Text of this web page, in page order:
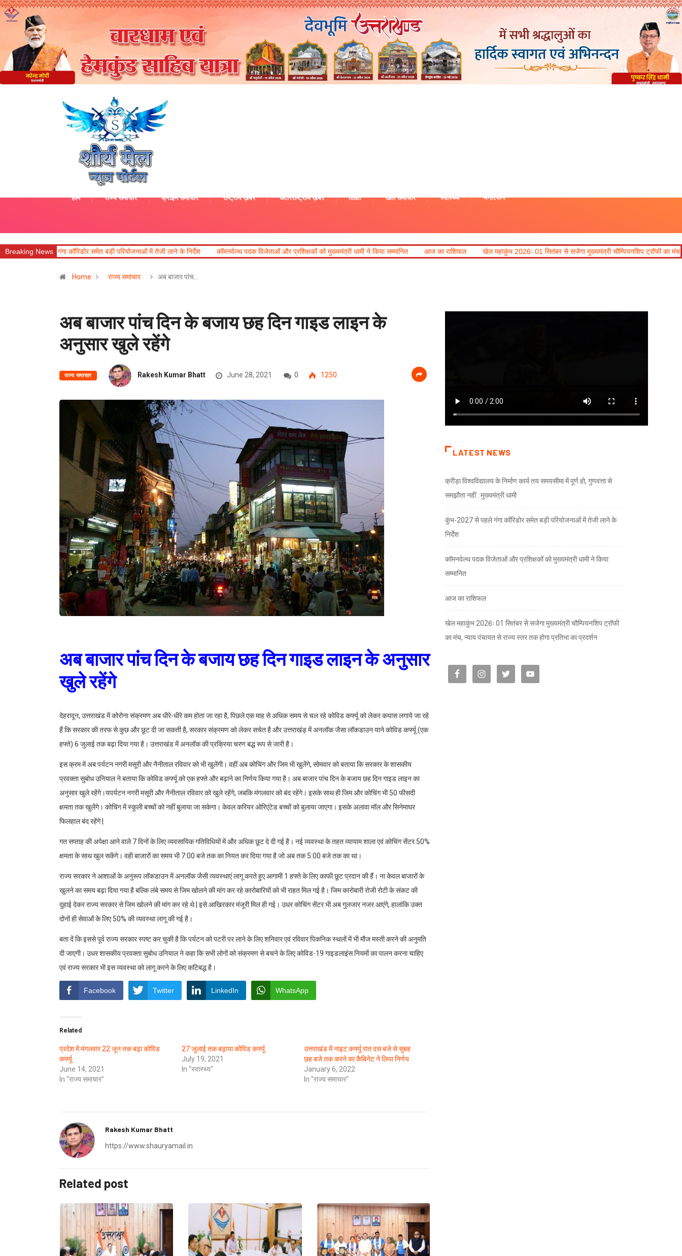
होम राज्य समाचार क्राइम समाचार राष्ट्रीय ख़बरें अंतरराष्ट्रीय ख़बरें शिक्षा खेल समाचार स्वास्थ्य मनोरंजन
Breaking News
समेत बड़ी परियोजनाओं में तेजी लाने के निर्देश कॉमनवेल्थ पदक विजेताओं और प्रशिक्षकों को मुख्यमंत्री धामी ने किया सम्मानित आज का राशिफल खेल महाकुंभ 2026ः 01 सितंबर से सजेगा मुख्यमंत्री चौम्पियनशिप ट्रॉफी का मंच, न्याय पंचायत से राज्य स्तर तक
Home राज्य समाचार अब बाजार पांच…
अब बाजार पांच दिन के बजाय छह दिन गाइड लाइन के
अनुसार खुले रहेंगे
राज्य समाचार Rakesh Kumar Bhatt June 28, 2021 0 1250
अब बाजार पांच दिन के बजाय छह दिन गाइड लाइन के अनुसार
खुले रहेंगे
देहरादून, उत्तराखंड में कोरोना संक्रमण अब धीरे-धीरे कम होता जा रहा है, पिछले एक माह से अधिक समय से चल रहे कोविड कर्फ्यू को लेकर कयास लगाये जा रहे
हैं कि सरकार की तरफ से कुछ और छूट दी जा सकती है, सरकार संक्रमण को लेकर सचेत है और उत्तराखंड़ में अनलॉक जैसा लॉकडाउन याने कोविड कर्फ्यू (एक
हफ्ते) 6 जुलाई तक बढ़ा दिया गया है। उत्तराखंड में अनलॉक की प्रक्रिया चरण बद्ध रूप से जारी है।
इस क्रम में अब पर्यटन नगरी मसूरी और नैनीताल रविवार को भी खुलेंगी। वहीं अब कोचिंग और जिम भी खुलेंगे, सोमवार को बताया कि सरकार के शासकीय
प्रवक्ता सुबोध उनियाल ने बताया कि कोविड कर्फ्यू को एक हफ्ते और बढ़ाने का निर्णय किया गया है। अब बाजार पांच दिन के बजाय छह दिन गाइड लाइन का
अनुसार खुले रहेंगे।यपर्यटन नगरी मसूरी और नैनीताल रविवार को खुले रहेंगे, जबकि मंगलवार को बंद रहेंगे। इसके साथ ही जिम और कोचिंग भी 50 फीसदी
क्षमता तक खुलेंगे। कोचिंग में स्कूली बच्चों को नहीं बुलाया जा सकेगा। केवल करियर ओरिएंटेड बच्चों को बुलाया जाएगा। इसके अलावा मॉल और सिनेमाघर
फिलहाल बंद रहेंगे |
गत सप्ताह की अपेक्षा आने वाले 7 दिनों के लिए व्यवसायिक गतिविधियों में और अधिक छूट दे दी गई है। नई व्यवस्था के तहत व्यायाम शाला एवं कोचिंग सेंटर 50%
क्षमता के साथ खुल सकेंगे। वही बाजारों का समय भी 7:00 बजे तक का नियत कर दिया गया है जो अब तक 5:00 बजे तक का था।
राज्य सरकार ने आशाओं के अनुरूप लॉकडाउन में अनलॉक जैसी व्यवस्थाएं लागू करते हुए आगामी 1 हफ्ते के लिए काफी छूट प्रदान की हैं। ना केवल बाजारों के
खुलने का समय बढ़ा दिया गया है बल्कि लंबे समय से जिम खोलने की मांग कर रहे कारोबारियों को भी राहत मिल गई है। जिम कारोबारी रोजी रोटी के संकट की
दुहाई देकर राज्य सरकार से जिम खोलने की मांग कर रहे थे | इसे आखिरकार मंजूरी मिल ही गई। उधर कोचिंग सेंटर भी अब गुलजार नजर आएंगे, हालांकि उक्त
दोनों ही सेवाओं के लिए 50% की व्यवस्था लागू की गई है।
बता दें कि इससे पूर्व राज्य सरकार स्पष्ट कर चुकी है कि पर्यटन को पटरी पर लाने के लिए शनिवार एवं रविवार पिकनिक स्थलों में भी मौज मस्ती करने की अनुमति
दी जाएगी। उधर शासकीय प्रवक्ता सुबोध उनियाल ने कहा कि सभी लोगों को संक्रमण से बचने के लिए कोविड-19 गाइडलाइंस नियमों का पालन करना चाहिए
एवं राज्य सरकार भी इस व्यवस्था को लागू करने के लिए कटिबद्ध है।
Facebook Twitter LinkedIn WhatsApp
Related
प्रदेश में मंगलवार 22 जून तक बढ़ा कोविड
कर्फ्यू
June 14, 2021
In "राज्य समाचार"
27 जुलाई तक बढ़ाया कोविड कर्फ्यू
July 19, 2021
In "स्वास्थ्य"
उत्तराखंड में नाइट कर्फ्यू रात दस बजे से सुबह
छह बजे तक करने का कैबिनेट ने लिया निर्णय
January 6, 2022
In "राज्य समाचार"
Rakesh Kumar Bhatt
https://www.shauryamail.in
Related post
LATEST NEWS
क्रीड़ा विश्वविद्यालय के निर्माण कार्य तय समयसीमा में पूर्ण हो, गुणवत्ता से
समझौता नहीं : मुख्यमंत्री धामी
कुंभ-2027 से पहले गंगा कॉरिडोर समेत बड़ी परियोजनाओं में तेजी लाने के
निर्देश
कॉमनवेल्थ पदक विजेताओं और प्रशिक्षकों को मुख्यमंत्री धामी ने किया
सम्मानित
आज का राशिफल
खेल महाकुंभ 2026ः 01 सितंबर से सजेगा मुख्यमंत्री चौम्पियनशिप ट्रॉफी
का मंच, न्याय पंचायत से राज्य स्तर तक होगा प्रतिभा का प्रदर्शन